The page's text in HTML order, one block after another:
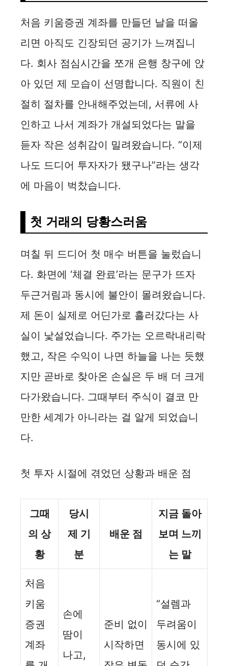
처음 키움증권 계좌를 만들던 날을 떠올
리면 아직도 긴장되던 공기가 느껴집니
다. 회사 점심시간을 쪼개 은행 창구에 앉
아 있던 제 모습이 선명합니다. 직원이 친
절히 절차를 안내해주었는데, 서류에 사
인하고 나서 계좌가 개설되었다는 말을
듣자 작은 성취감이 밀려왔습니다. “이제
나도 드디어 투자자가 됐구나”라는 생각
에 마음이 벅찼습니다.
첫 거래의 당황스러움
며칠 뒤 드디어 첫 매수 버튼을 눌렀습니
다. 화면에 ‘체결 완료’라는 문구가 뜨자
두근거림과 동시에 불안이 몰려왔습니다.
제 돈이 실제로 어딘가로 흘러갔다는 사
실이 낯설었습니다. 주가는 오르락내리락
했고, 작은 수익이 나면 하늘을 나는 듯했
지만 곧바로 찾아온 손실은 두 배 더 크게
다가왔습니다. 그때부터 주식이 결코 만
만한 세계가 아니라는 걸 알게 되었습니
다.
첫 투자 시절에 겪었던 상황과 배운 점
그때
의 상
황
당시
제 기
분
배운 점
지금 돌아
보며 느끼
는 말
처음
키움
증권
계좌
손에
땀이
나고,
준비 없이
시작하면
“설렘과
두려움이
동시에 있